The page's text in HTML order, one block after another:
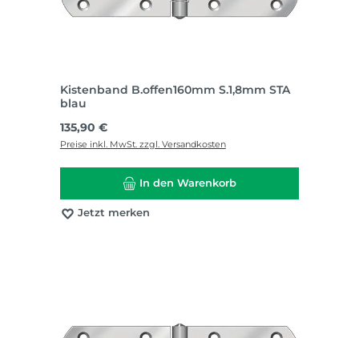
Kistenband B.offen160mm S.1,8mm STA
blau
Regulärer Preis:
135,90 €
Preise inkl. MwSt. zzgl. Versandkosten
In den Warenkorb
Jetzt merken